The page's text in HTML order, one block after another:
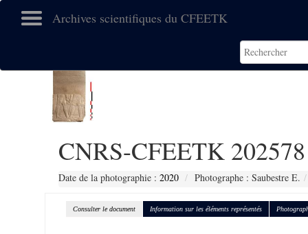
Archives scientifiques du CFEETK
CNRS-CFEETK 202578
Date de la photographie : 2020 Photographe : Saubestre E.
Consulter le document Information sur les éléments représentés